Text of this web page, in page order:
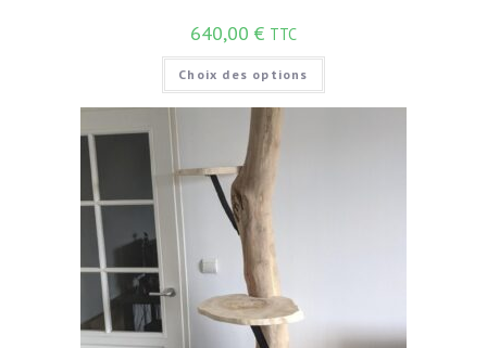
640,00 € TTC
Choix des options